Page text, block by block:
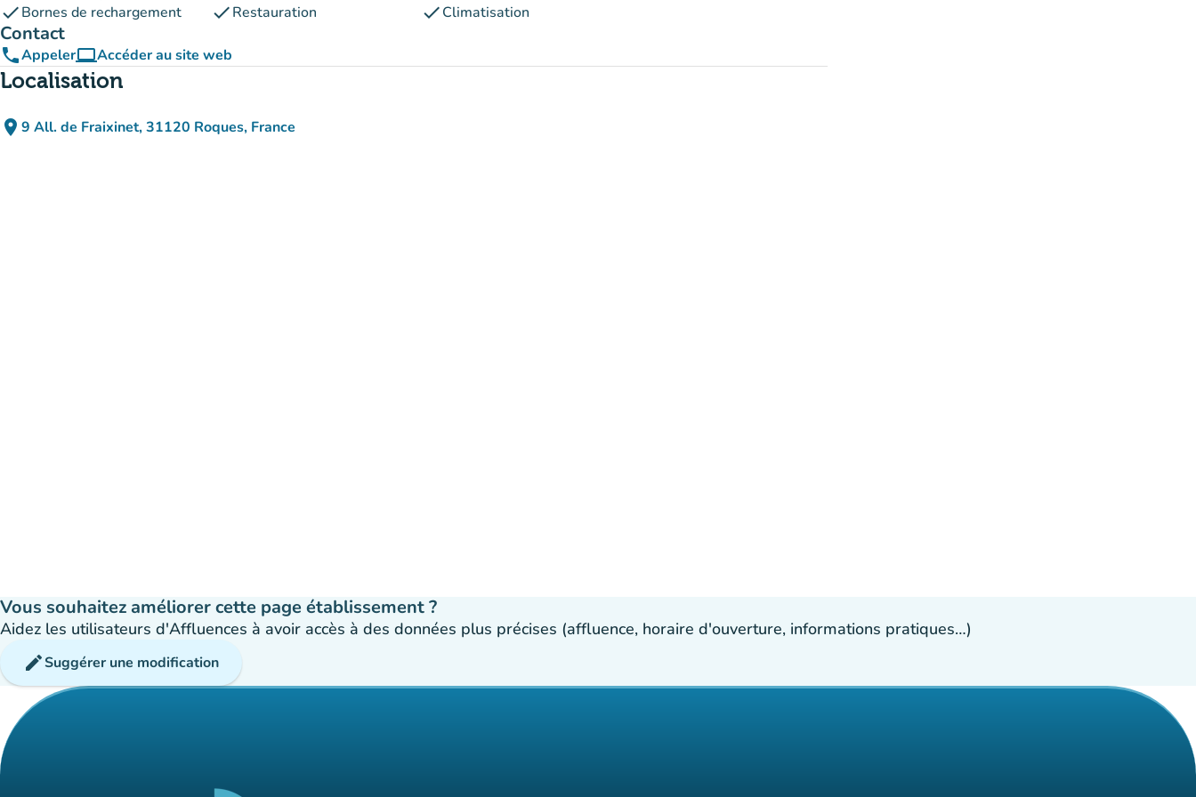
checkBornes de rechargement checkRestauration checkClimatisation
Contact
phoneAppelercomputerAccéder au site web
(nouvel onglet)
Localisation
place 9 All. de Fraixinet, 31120 Roques, France
(ouvrir dans Google Maps)
(nouvel onglet)
Vous souhaitez améliorer cette page établissement ?
Aidez les utilisateurs d'Affluences à avoir accès à des données plus précises (affluence, horaire d'ouverture, informations pratiques…)
editSuggérer une modification